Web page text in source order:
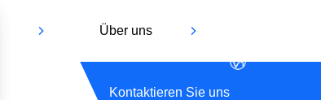
Über uns
Kontaktieren Sie uns